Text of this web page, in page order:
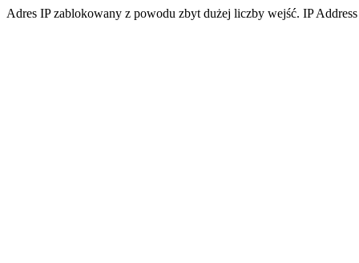
Adres IP zablokowany z powodu zbyt dużej liczby wejść. IP